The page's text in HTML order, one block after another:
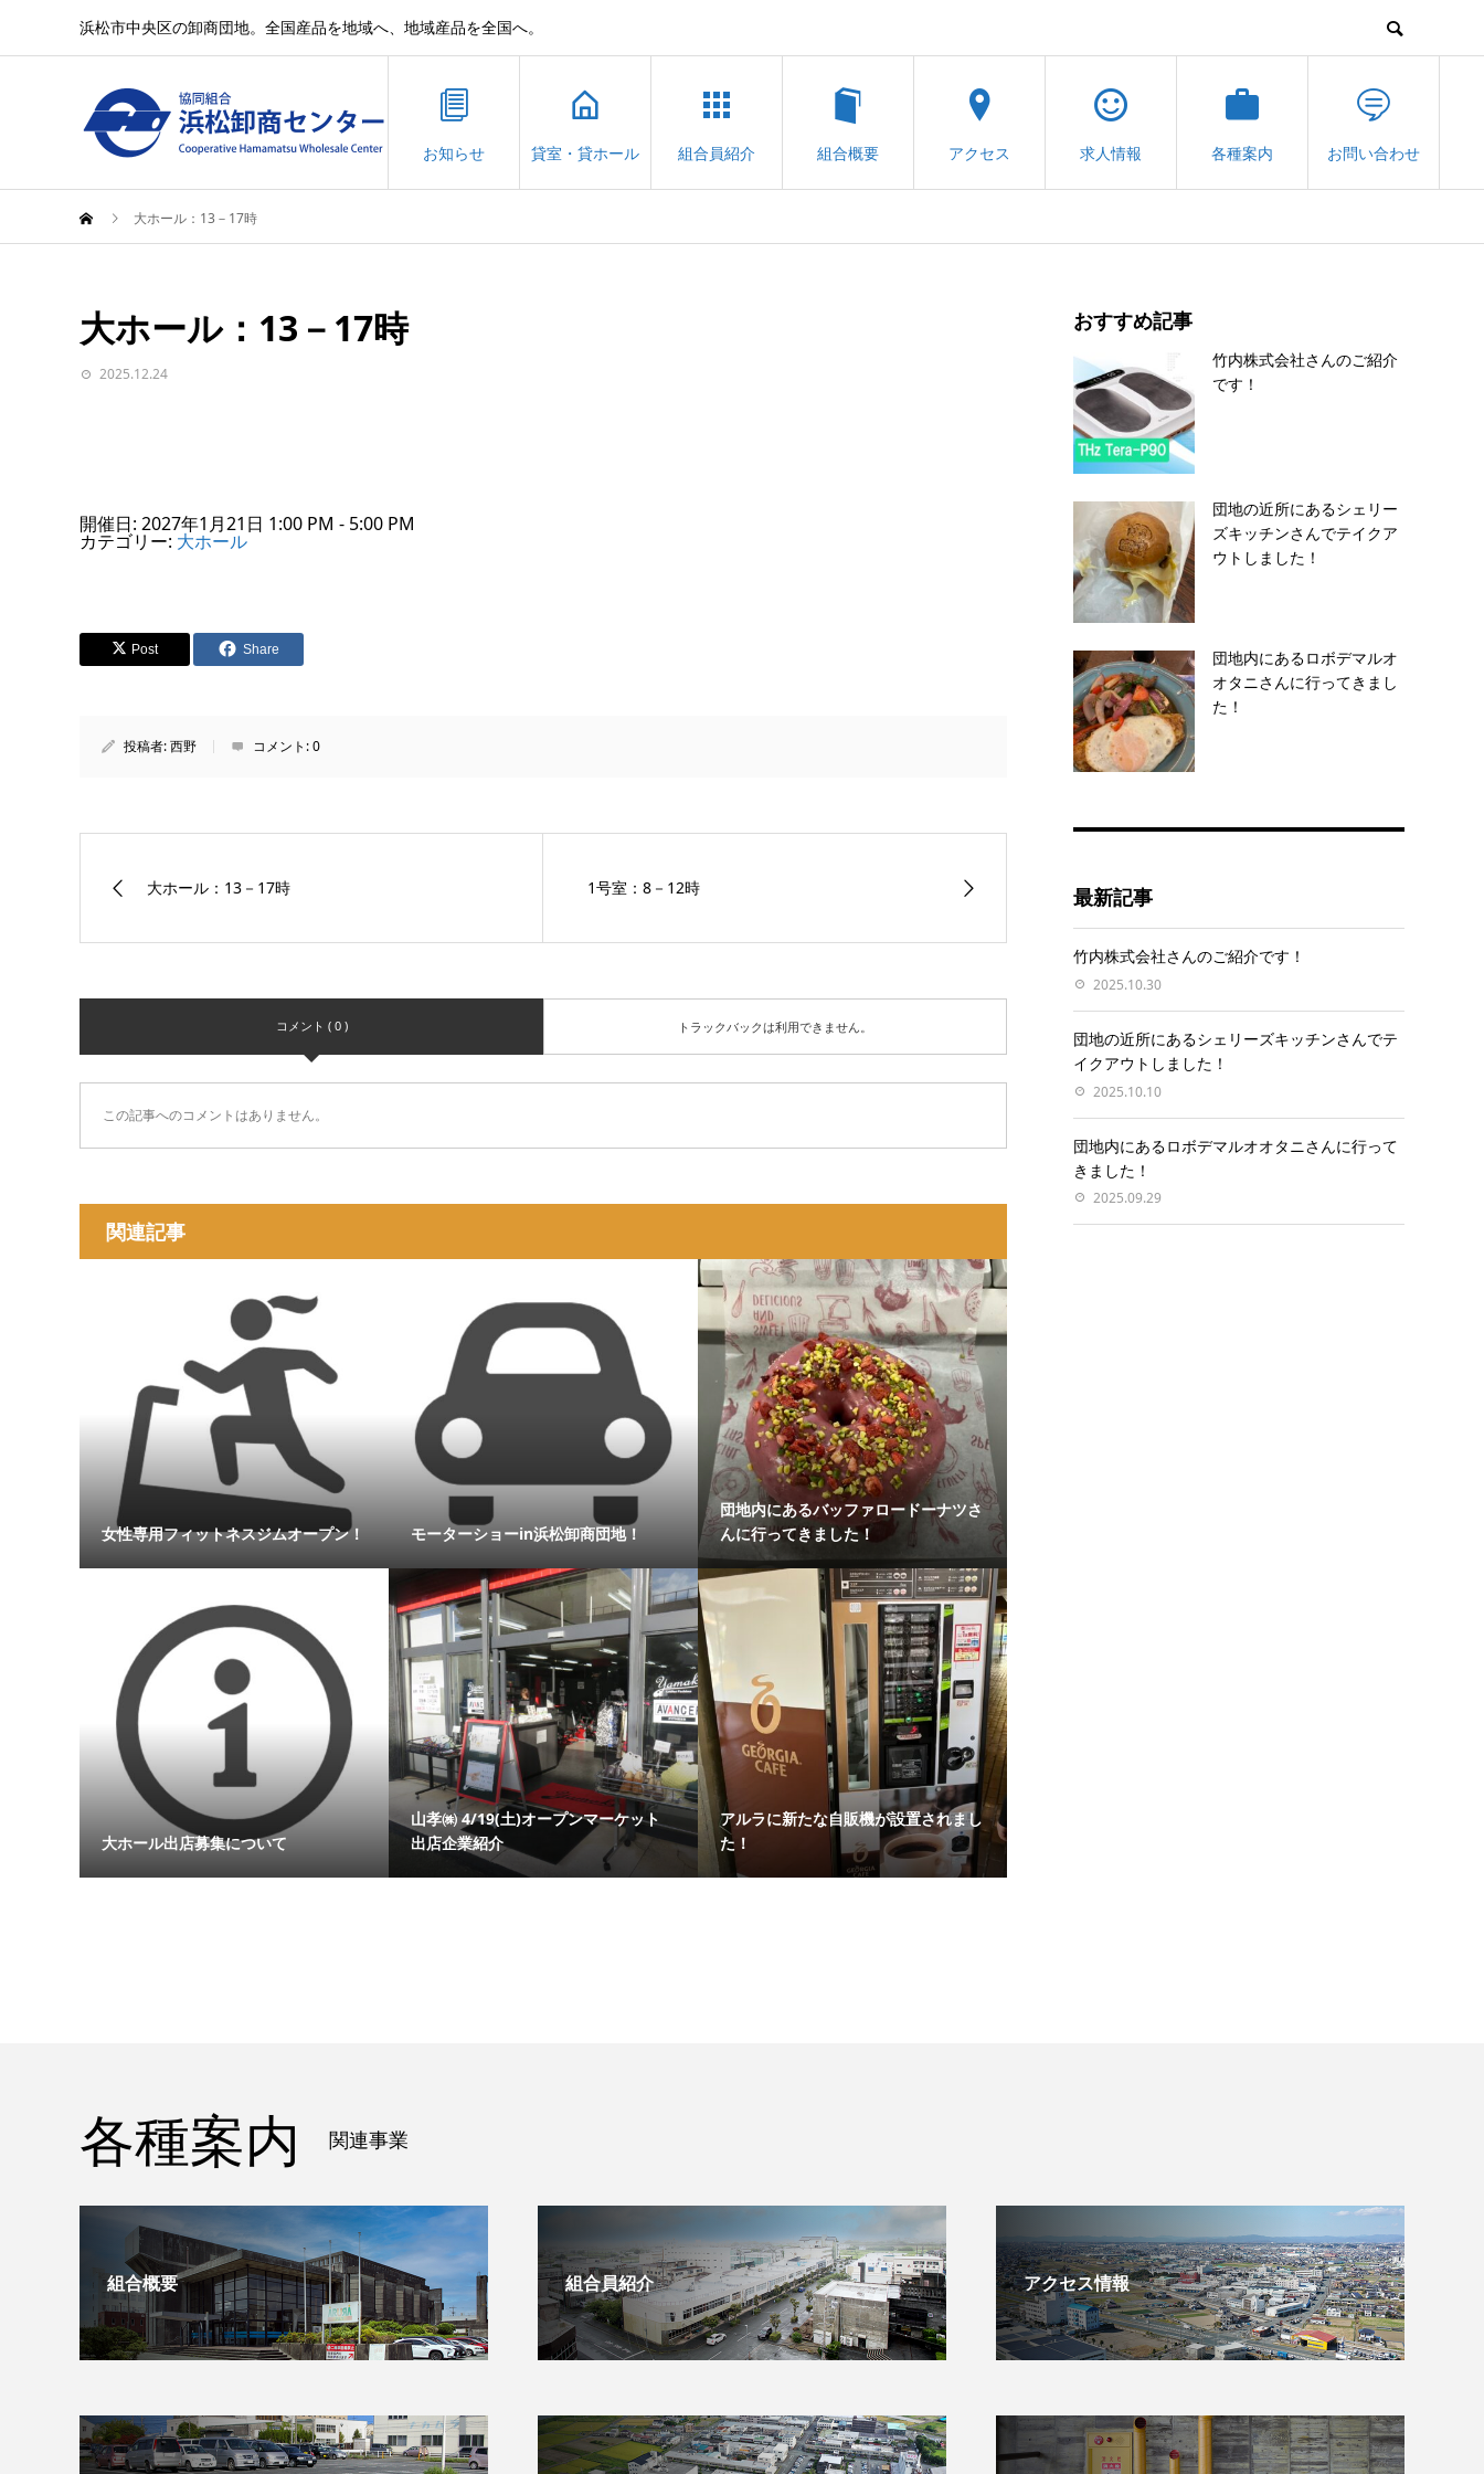
浜松市中央区の卸商団地。全国産品を地域へ、地域産品を全国へ。
お知らせ 貸室・貸ホール 組合員紹介 組合概要 アクセス 求人情報 各種案内 お問い合わせ
大ホール：13－17時
大ホール：13－17時
2025.12.24
開催日: 2027年1月21日 1:00 PM - 5:00 PM
カテゴリー: 大ホール
Post Share
投稿者:西野 コメント:0
大ホール：13－17時 1号室：8－12時
コメント ( 0 ) トラックバックは利用できません。
この記事へのコメントはありません。
関連記事
女性専用フィットネスジムオープン！ モーターショーin浜松卸商団地！
団地内にあるバッファロードーナツさ
んに行ってきました！
大ホール出店募集について
山孝㈱ 4/19(土)オープンマーケット
出店企業紹介
アルラに新たな自販機が設置されまし
た！
おすすめ記事
竹内株式会社さんのご紹介
です！
団地の近所にあるシェリー
ズキッチンさんでテイクア
ウトしました！
団地内にあるロボデマルオ
オタニさんに行ってきまし
た！
最新記事
竹内株式会社さんのご紹介です！
2025.10.30
団地の近所にあるシェリーズキッチンさんでテ
イクアウトしました！
2025.10.10
団地内にあるロボデマルオオタニさんに行って
きました！
2025.09.29
各種案内 関連事業
組合概要 組合員紹介 アクセス情報